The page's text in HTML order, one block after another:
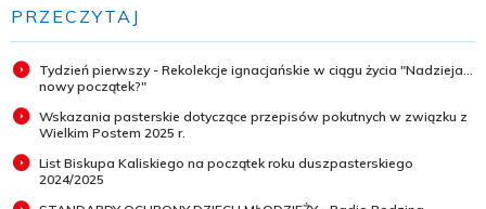
PRZECZYTAJ
Tydzień pierwszy - Rekolekcje ignacjańskie w ciągu życia "Nadzieja...
nowy początek?"
Wskazania pasterskie dotyczące przepisów pokutnych w związku z
Wielkim Postem 2025 r.
List Biskupa Kaliskiego na początek roku duszpasterskiego
2024/2025